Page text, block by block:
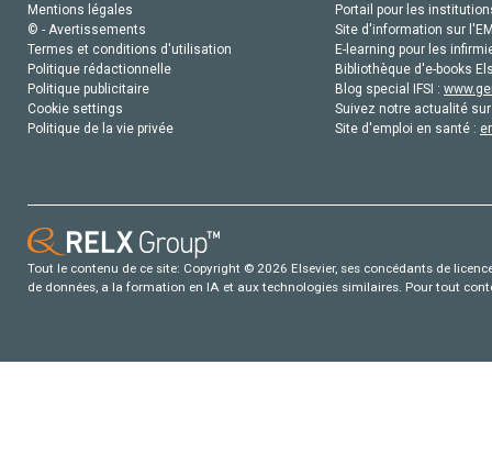
Mentions légales
© - Avertissements
Termes et conditions d'utilisation
Politique rédactionnelle
Politique publicitaire
Cookie settings
Politique de la vie privée
Portail pour les
Site d'information sur
E-learning pour les
Bibliothèque d'e-books
Blog special IFSI :
Suivez notre actualité
Site d'emploi en santé :
Tout le contenu de ce site: Copyright © 2026 Elsevier, ses concédants de
de données, a la formation en IA et aux technologies similaires. Pour tout